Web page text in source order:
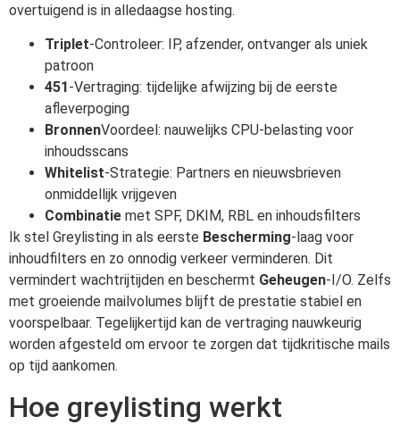
overtuigend is in alledaagse hosting.
Triplet-Controleer: IP, afzender, ontvanger als uniek
patroon
451 -Vertraging: tijdelijke afwijzing bij de eerste
afleverpoging
BronnenVoordeel: nauwelijks CPU-belasting voor
inhoudsscans
Whitelist-Strategie: Partners en nieuwsbrieven
onmiddellijk vrijgeven
Combinatie met SPF, DKIM, RBL en inhoudsfilters
Ik stel Greylisting in als eerste Bescherming-laag voor
inhoudfilters en zo onnodig verkeer verminderen. Dit
vermindert wachtrijtijden en beschermt Geheugen-I/O. Zelfs
met groeiende mailvolumes blijft de prestatie stabiel en
voorspelbaar. Tegelijkertijd kan de vertraging nauwkeurig
worden afgesteld om ervoor te zorgen dat tijdkritische mails
op tijd aankomen.
Hoe greylisting werkt